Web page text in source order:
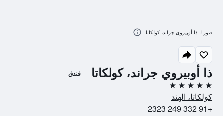
ذا أوبيروي جراند، كولكاتا فندق
5 نجوم
كولكاتا، الهند
+91 332 249 2323
صور لـ ذا أوبيروي جراند، كولكاتا